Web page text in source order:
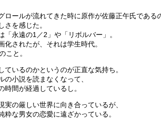
ロールが流れてきた時に原作が佐藤正午氏である
さを感じた。
「永遠の1／2」や「リボルバー」。
化されたが、それは学生時代。
こと。
ているのかというのが正直な気持ち。
の小説を読まなくなって、
時間が経過しているし。
実の厳しい世界に向き合っているが、
粋な男女の恋愛に遠ざかっている。